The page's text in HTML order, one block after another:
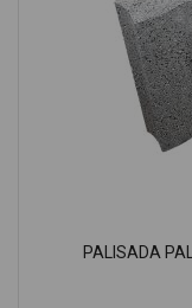
PALISADA